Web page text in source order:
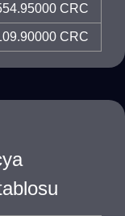
CRC
CRC